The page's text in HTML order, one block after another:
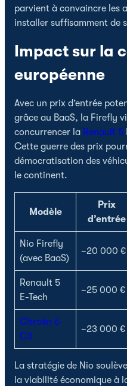
parvient à convaincre les
installer suffisamment de
Impact sur la
européenne
Avec un prix d’entrée
grâce au BaaS, la Firefly
concurrencer la Renault 5
Cette guerre des prix
démocratisation des
le continent.
Modèle
Prix
d’entrée
Nio Firefly
(avec BaaS)
~20 000 €
Renault 5
E-Tech
~25 000 €
Citroën ë-
C3
~23 000 €
La stratégie de Nio
la viabilité économique à